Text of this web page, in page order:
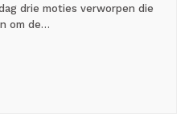
drie moties verworpen die
om de…